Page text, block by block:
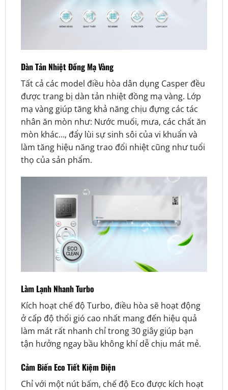
Dàn Tản Nhiệt Đồng Mạ Vàng
Tất cả các model điều hòa dân dụng Casper đều
được trang bị dàn tản nhiệt đồng mạ vàng. Lớp
mạ vàng giúp tăng khả năng chịu đựng các tác
nhân ăn mòn như: Nước muối, mưa, các chất ăn
mòn khác…, đẩy lùi sự sinh sôi của vi khuẩn và
làm tăng hiệu năng trao đổi nhiệt cũng như tuổi
thọ của sản phẩm.
Làm Lạnh Nhanh Turbo
Kích hoạt chế độ Turbo, điều hòa sẽ hoạt động
ở cấp độ thổi gió cao nhất mang đến hiệu quả
làm mát rất nhanh chỉ trong 30 giây giúp bạn
tận hưởng ngay bầu không khí dễ chịu mát mẻ.
Cảm Biến Eco Tiết Kiệm Điện
Chỉ với một nút bấm, chế độ Eco được kích hoạt